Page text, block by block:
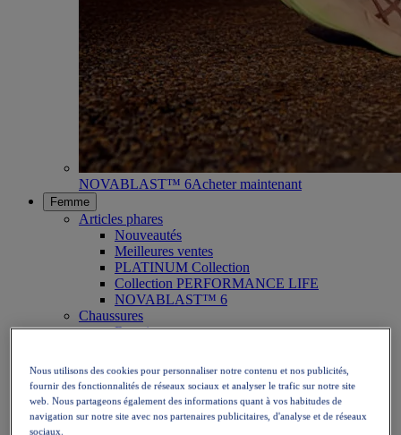
NOVABLAST™ 6Acheter maintenant
Femme
Articles phares
Nouveautés
Meilleures ventes
PLATINUM Collection
Collection PERFORMANCE LIFE
NOVABLAST™ 6
Chaussures
Running
Tennis
Volley
Handball
Padel
Nous utilisons des cookies pour personnaliser notre contenu et nos publicités,
fournir des fonctionnalités de réseaux sociaux et analyser le trafic sur notre site
web. Nous partageons également des informations quant à vos habitudes de
navigation sur notre site avec nos partenaires publicitaires, d'analyse et de réseaux
sociaux.